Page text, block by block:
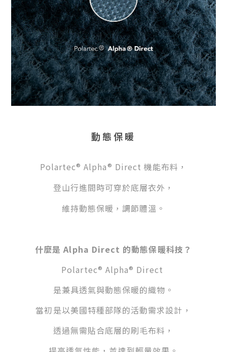
動態保暖
Polartec® Alpha® Direct 機能布料，
登山行進間時可穿於底層衣外，
維持動態保暖，調節體溫。
什麼是 Alpha Direct 的動態保暖科技？
Polartec® Alpha® Direct
是兼具透氣與動態保暖的織物。
當初是以美國特種部隊的活動需求設計，
透過無需貼合底層的刷毛布料，